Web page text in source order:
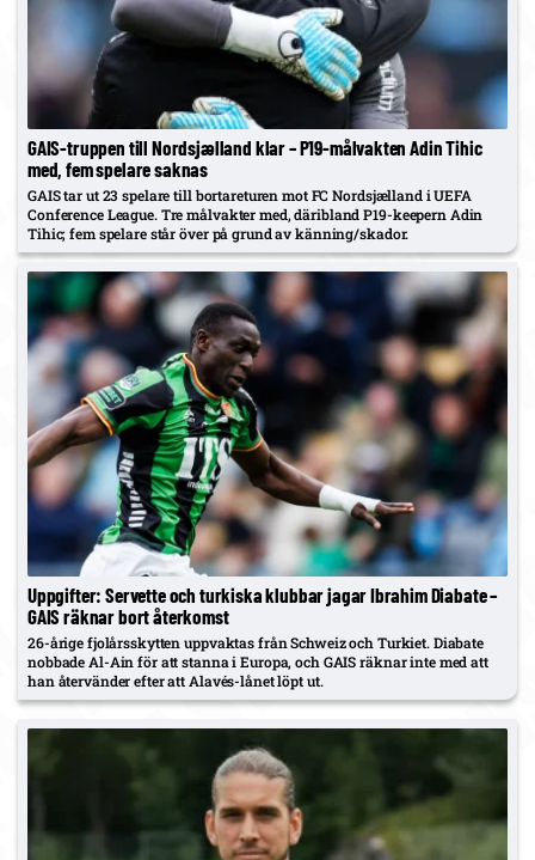
GAIS-truppen till Nordsjælland klar – P19-målvakten Adin Tihic
med, fem spelare saknas
GAIS tar ut 23 spelare till bortareturen mot FC Nordsjælland i UEFA
Conference League. Tre målvakter med, däribland P19-keepern Adin
Tihic; fem spelare står över på grund av känning/skador.
Uppgifter: Servette och turkiska klubbar jagar Ibrahim Diabate –
GAIS räknar bort återkomst
26-årige fjolårsskytten uppvaktas från Schweiz och Turkiet. Diabate
nobbade Al-Ain för att stanna i Europa, och GAIS räknar inte med att
han återvänder efter att Alavés-lånet löpt ut.